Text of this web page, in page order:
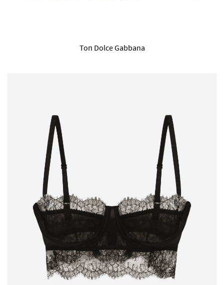
Топ Dolce Gabbana